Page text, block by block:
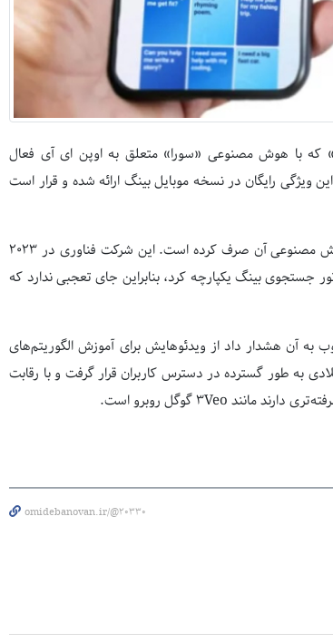
» که با هوش مصنوعی «سورا» متعلق به اوپن ای آی فعال
رایگان در نسخه موبایل بینگ ارائه شده و قرار است
هوش مصنوعی آن صرف کرده است. این شرکت فناوری در۲۰۲۳
جستجوی بینگ یکپارچه کرد، بنابراین جای تعجبی ندارد که
به آن هشدار داد از ویدئوهایش برای آموزش الگوریتم‌های
به طور گسترده در دسترس کاربران قرار گرفت و با رقابت
دارند مانندVeo۳گوگل روبرو است.
omidebanovan.ir/@20330